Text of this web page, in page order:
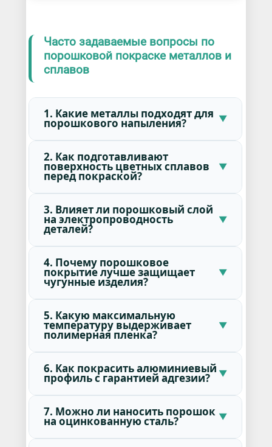
Часто задаваемые вопросы по
порошковой покраске металлов и
сплавов
1. Какие металлы подходят для
порошкового напыления?
2. Как подготавливают
поверхность цветных сплавов
перед покраской?
3. Влияет ли порошковый слой
на электропроводность
деталей?
4. Почему порошковое
покрытие лучше защищает
чугунные изделия?
5. Какую максимальную
температуру выдерживает
полимерная пленка?
6. Как покрасить алюминиевый
профиль с гарантией адгезии?
7. Можно ли наносить порошок
на оцинкованную сталь?